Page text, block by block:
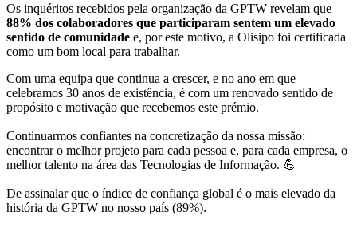
Os inquéritos recebidos pela organização da GPTW revelam que
88% dos colaboradores que participaram sentem um elevado
sentido de comunidade e, por este motivo, a Olisipo foi certificada
como um bom local para trabalhar.
Com uma equipa que continua a crescer, e no ano em que
celebramos 30 anos de existência, é com um renovado sentido de
propósito e motivação que recebemos este prémio.
Continuarmos confiantes na concretização da nossa missão:
encontrar o melhor projeto para cada pessoa e, para cada empresa, o
melhor talento na área das Tecnologias de Informação. 💪
De assinalar que o índice de confiança global é o mais elevado da
história da GPTW no nosso país (89%).